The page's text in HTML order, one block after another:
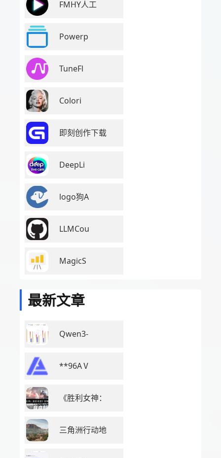
FMHY人工
Powerp
TuneFl
Colori
即刻创作下载
DeepLi
logo狗A
LLMCou
MagicS
最新文章
Qwen3-
**96AⅤ
《胜利女神：
三角洲行动地